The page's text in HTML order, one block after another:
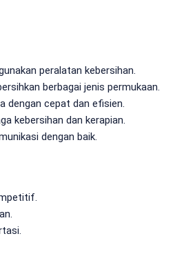
peralatan kebersihan.
berbagai jenis permukaan.
dengan cepat dan efisien.
kebersihan dan kerapian.
dengan baik.